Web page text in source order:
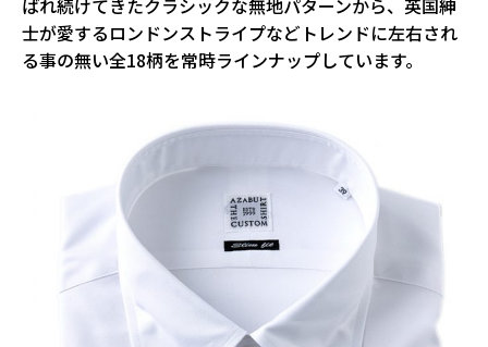
ばれ続けてきたクラシックな無地パターンから、英国紳
士が愛するロンドンストライプなどトレンドに左右され
る事の無い全18柄を常時ラインナップしています。